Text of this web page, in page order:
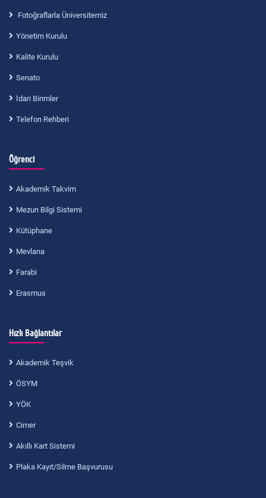
Fotoğraflarla Üniversitemiz
Yönetim Kurulu
Kalite Kurulu
Senato
İdari Birimler
Telefon Rehberi
Öğrenci
Akademik Takvim
Mezun Bilgi Sistemi
Kütüphane
Mevlana
Farabi
Erasmus
Hızlı Bağlantılar
Akademik Teşvik
ÖSYM
YÖK
Cimer
Akıllı Kart Sistemi
Plaka Kayıt/Silme Başvurusu